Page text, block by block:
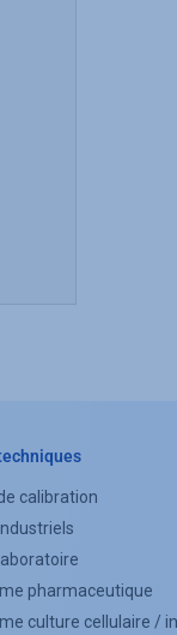
calibration
pharmaceutique
culture cellulaire /